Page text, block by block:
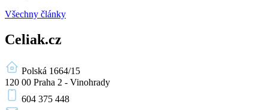
Všechny články
Celiak.cz
Polská 1664/15
120 00 Praha 2 - Vinohrady
604 375 448